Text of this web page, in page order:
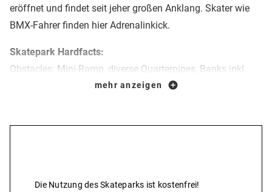
eröffnet und findet seit jeher großen Anklang. Skater wie
BMX-Fahrer finden hier Adrenalinkick.
Skatepark Hardfacts:
Obstacles: Mini-Ramp, diverse Quarterpipes, Banks inkl.
grosser Corner, London Gap, Centerpiece mit Rail und
mehr anzeigen
Die Nutzung des Skateparks ist kostenfrei!